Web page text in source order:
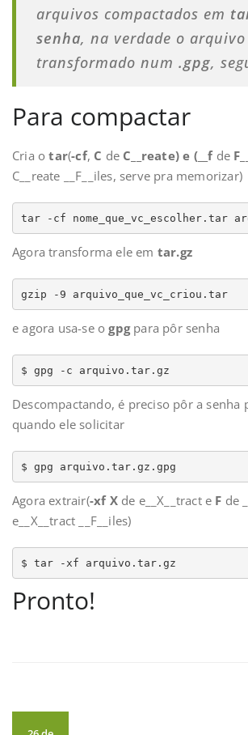
arquivos compactados em
senha, na verdade o arquivo
transformado num .gpg,
Para compactar
Cria otar(-cf, C de C__reate) e (__fde
C__reate __F__iles, serve pra memorizar)
tar -cf nome_que_vc_escolher.tar
Agora transforma ele em tar.gz
gzip -9 arquivo_que_vc_criou.tar
e agora usa-se ogpgpara pôr senha
$ gpg -c arquivo.tar.gz
Descompactando, é preciso pôr a senha
quando ele solicitar
$ gpg arquivo.tar.gz.gpg
Agora extrair(-xf Xde e__X__tract e F de
e__X__tract __F__iles)
$ tar -xf arquivo.tar.gz
Pronto!